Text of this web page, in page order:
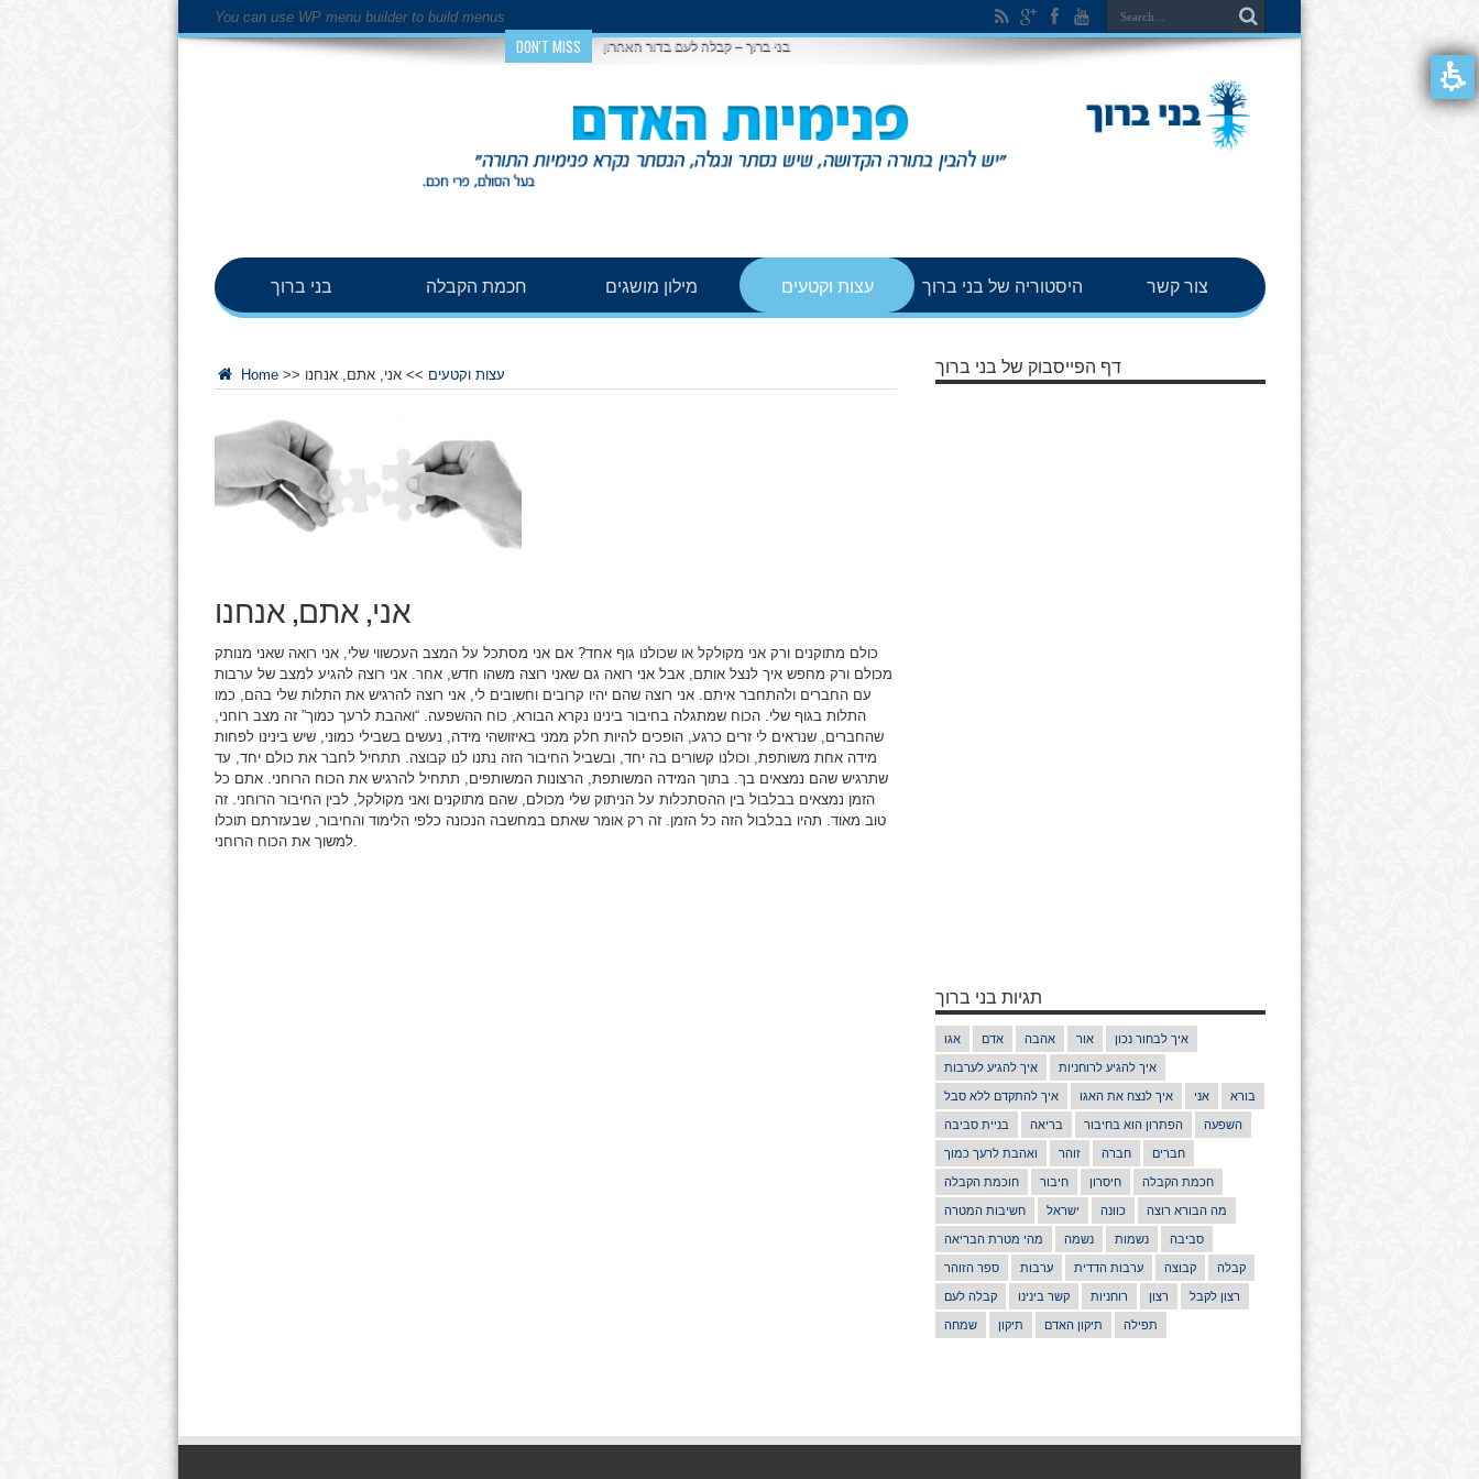
You can use WP menu builder to build menus
DON'T MISS בני ברוך – קבלה לעם בדור האחרון
בני ברוך חכמת הקבלה מילון מושגים עצות וקטעים היסטוריה של בני ברוך צור קשר
Home >> עצות וקטעים >>אני, אתם, אנחנו
אני, אתם, אנחנו
כולם מתוקנים ורק אני מקולקל או שכולנו גוף אחד? אם אני מסתכל על המצב העכשווי שלי, אני רואה שאני מנותק
מכולם ורק מחפש איך לנצל אותם, אבל אני רואה גם שאני רוצה משהו חדש, אחר. אני רוצה להגיע למצב של ערבות
עם החברים ולהתחבר איתם. אני רוצה שהם יהיו קרובים וחשובים לי, אני רוצה להרגיש את התלות שלי בהם, כמו
התלות בגוף שלי. הכוח שמתגלה בחיבור בינינו נקרא הבורא, כוח ההשפעה. “ואהבת לרעך כמוך” זה מצב רוחני,
שהחברים, שנראים לי זרים כרגע, הופכים להיות חלק ממני באיזושהי מידה, נעשים בשבילי כמוני, שיש בינינו לפחות
מידה אחת משותפת, וכולנו קשורים בה יחד, ובשביל החיבור הזה נתנו לנו קבוצה. תתחיל לחבר את כולם יחד, עד
שתרגיש שהם נמצאים בך. בתוך המידה המשותפת, הרצונות המשותפים, תתחיל להרגיש את הכוח הרוחני. אתם כל
הזמן נמצאים בבלבול בין ההסתכלות על הניתוק שלי מכולם, שהם מתוקנים ואני מקולקל, לבין החיבור הרוחני. זה
טוב מאוד. תהיו בבלבול הזה כל הזמן. זה רק אומר שאתם במחשבה הנכונה כלפי הלימוד והחיבור, שבעזרתם תוכלו
למשוך את הכוח הרוחני.
דף הפייסבוק של בני ברוך
תגיות בני ברוך
אגו אדם אהבה אור איך לבחור נכון
איך להגיע לערבות איך להגיע לרוחניות
איך להתקדם ללא סבל איך לנצח את האגו אני בורא
בניית סביבה בריאה הפתרון הוא בחיבור השפעה
ואהבת לרעך כמוך זוהר חברה חברים
חוכמת הקבלה חיבור חיסרון חכמת הקבלה
חשיבות המטרה ישראל כוונה מה הבורא רוצה
מהי מטרת הבריאה נשמה נשמות סביבה
ספר הזוהר ערבות ערבות הדדית קבוצה קבלה
קבלה לעם קשר בינינו רוחניות רצון רצון לקבל
שמחה תיקון תיקון האדם תפילה